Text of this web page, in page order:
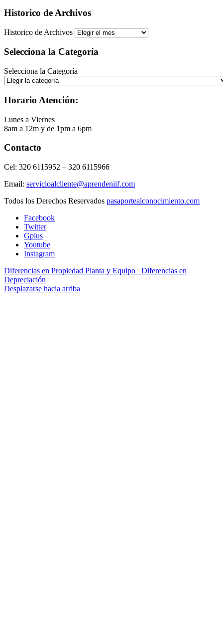
Historico de Archivos
Historico de Archivos
Selecciona la Categoría
Selecciona la Categoría
Horario Atención:
Lunes a Viernes
8am a 12m y de 1pm a 6pm
Contacto
Cel: 320 6115952 – 320 6115966
Email: servicioalcliente@aprendeniif.com
Todos los Derechos Reservados pasaportealconocimiento.com
Facebook
Twitter
Gplus
Youtube
Instagram
Diferencias en Propiedad Planta y Equipo
Diferencias en
Depreciación
Desplazarse hacia arriba